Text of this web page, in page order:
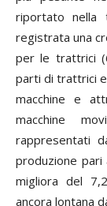
riportato nella
registrata una
per le trattrici
parti di trattrici e
macchine e
macchine
rappresentati
produzione
migliora del
ancora lontana